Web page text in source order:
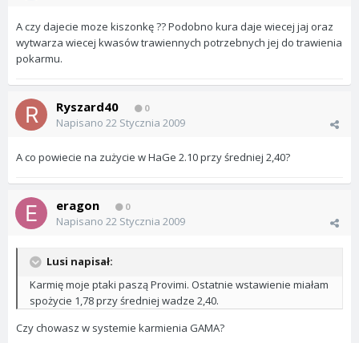
A czy dajecie moze kiszonkę ?? Podobno kura daje wiecej jaj oraz
wytwarza wiecej kwasów trawiennych potrzebnych jej do trawienia
pokarmu.
Ryszard40 0
Napisano 22 Stycznia 2009
A co powiecie na zużycie w HaGe 2.10 przy średniej 2,40?
eragon 0
Napisano 22 Stycznia 2009
Lusi napisał:
Karmię moje ptaki paszą Provimi. Ostatnie wstawienie miałam
spożycie 1,78 przy średniej wadze 2,40.
Czy chowasz w systemie karmienia GAMA?